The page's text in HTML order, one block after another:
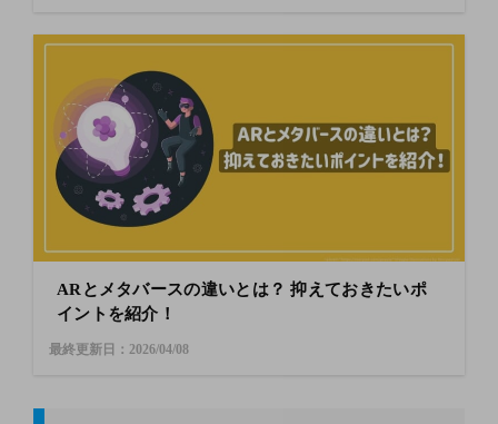
ARとメタバースの違いとは？ 抑えておきたいポ
イントを紹介！
最終更新日：2026/04/08